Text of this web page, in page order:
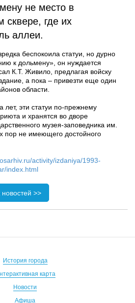
не место в
сквере, где их
аллеи.
беспокоила статуи, но дурно
к дольмену», он нуждается
К.Т. Живило, предлагая войску
а пока – привезти еще один
области.
эти статуи по-прежнему
и хранятся во дворе
музея-заповедника им.
пор не имеющего достойного
activity/izdaniya/1993-
index.html
новостей >>
История города
карта
Новости
Афиша